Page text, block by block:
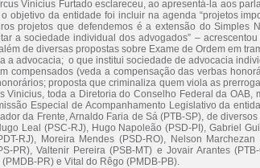
Vinicius Furtado esclareceu, ao apresentá-la aos
objetivo da entidade foi incluir na agenda “projetos
projetos que defendemos é a extensão do Simples
a sociedade individual dos advogados” –
de diversas propostas sobre Exame de Ordem em
a advocacia; o que institui sociedade de advocacia
compensados (veda a compensação das verbas
proposta que criminaliza quem viola as
Vinicius, toda a Diretoria do Conselho Federal da
Especial de Acompanhamento Legislativo da
da Frente, Arnaldo Faria de Sá (PTB-SP), de
Leal (PSC-RJ), Hugo Napoleão (PSD-PI), Gabriel
RJ), Moreira Mendes (PSD-RO), Nelson
PR), Valtenir Pereira (PSB-MT) e Jovair Arantes
PR) e Vital do Rêgo (PMDB-PB).